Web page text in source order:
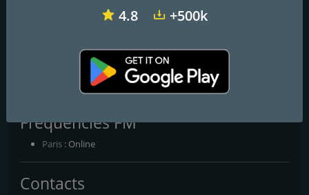
Contact Advance
Frequencies FM
Paris : Online
Contacts
4.8 +500k